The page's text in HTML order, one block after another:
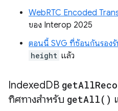
WebRTC Encoded
ของ Interop 2025
ตอนนี้ SVG ที่ซ้อนกันรองรั
height แล้ว
IndexedDB getAll
ทิศทางสำหรับ getAll( )